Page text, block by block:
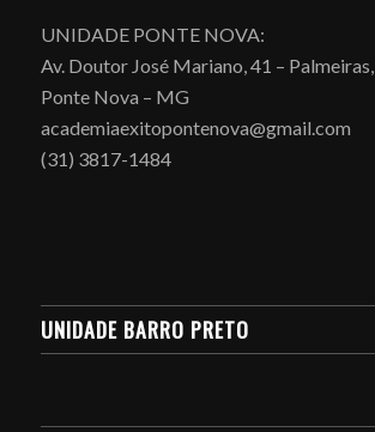
UNIDADE PONTE NOVA:
Av. Doutor José Mariano, 41 – Palmeiras,
Ponte Nova – MG
academiaexitopontenova@gmail.com
(31) 3817-1484
UNIDADE BARRO PRETO